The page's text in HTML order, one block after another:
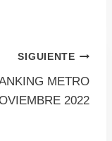
SIGUIENTE
METRO
2022